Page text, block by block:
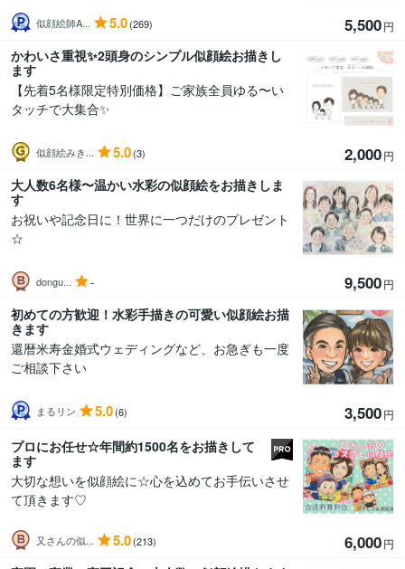
似顔絵師A... 5.0(269) 5,500円
かわいさ重視✨2頭身のシンプル似顔絵お描きし
ます
【先着5名様限定特別価格】ご家族全員ゆる〜い
タッチで大集合✨
似顔絵みき... 5.0(3) 2,000円
大人数6名様〜温かい水彩の似顔絵をお描きしま
す
お祝いや記念日に！世界に一つだけのプレゼント
☆
dongu... - 9,500円
初めての方歓迎！水彩手描きの可愛い似顔絵お描
きます
還暦米寿金婚式ウェディングなど、お急ぎも一度
ご相談下さい
まるリン 5.0(6) 3,500円
プロにお任せ☆年間約1500名をお描きして
ます
大切な想いを似顔絵に☆心を込めてお手伝いさせ
て頂きます♡
又さんの似... 5.0(213) 6,000円